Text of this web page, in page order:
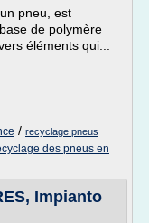
pneu, est
de polymère
éléments qui...
/ recyclage pneus
des pneus en
Impianto